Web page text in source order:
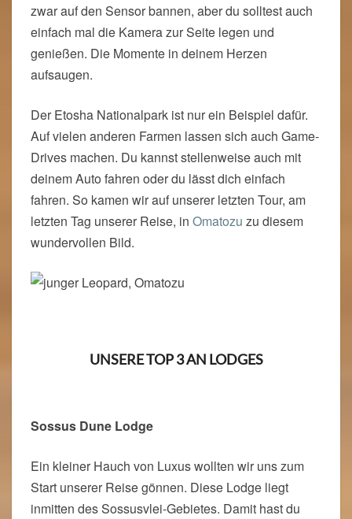
zwar auf den Sensor bannen, aber du solltest auch
einfach mal die Kamera zur Seite legen und
genießen. Die Momente in deinem Herzen
aufsaugen.
Der Etosha Nationalpark ist nur ein Beispiel dafür.
Auf vielen anderen Farmen lassen sich auch Game-
Drives machen. Du kannst stellenweise auch mit
deinem Auto fahren oder du lässt dich einfach
fahren. So kamen wir auf unserer letzten Tour, am
letzten Tag unserer Reise, in Omatozu zu diesem
wundervollen Bild.
UNSERE TOP 3 AN LODGES
Sossus Dune Lodge
Ein kleiner Hauch von Luxus wollten wir uns zum
Start unserer Reise gönnen. Diese Lodge liegt
inmitten des Sossusvlei-Gebietes. Damit hast du